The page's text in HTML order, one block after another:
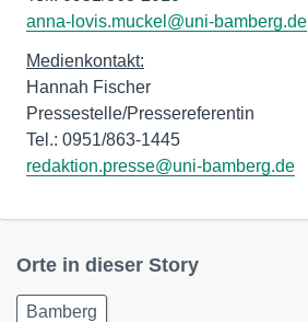
anna-lovis.muckel@uni-bamberg.de
Medienkontakt:
Hannah Fischer
Pressestelle/Pressereferentin
Tel.: 0951/863-1445
redaktion.presse@uni-bamberg.de
Orte in dieser Story
Bamberg